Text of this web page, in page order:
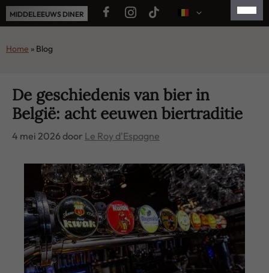
Ga
naar
inhoud
MIDDELEEUWS DINER
ESPAÑOL
简体中文
日本語
Home » Blog
De geschiedenis van bier in
België: acht eeuwen biertraditie
4 mei 2026door Le Roy d'Espagne